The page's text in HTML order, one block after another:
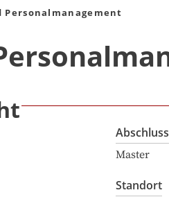
Personalmanagement
Abschluss
Master
Standort